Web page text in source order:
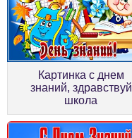
Картинка с днем
знаний, здравствуй
школа